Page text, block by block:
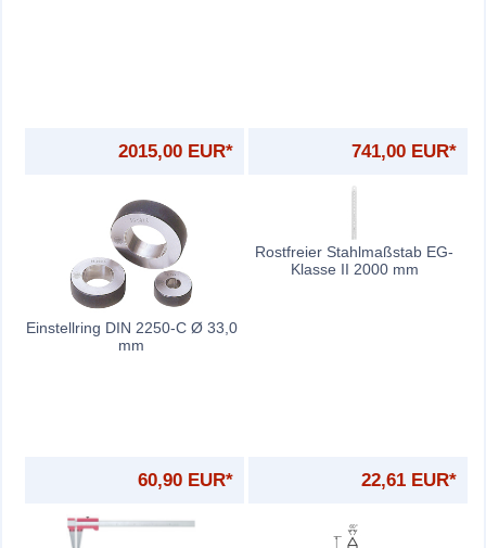
2015,00 EUR* 741,00 EUR*
Einstellring DIN 2250-C Ø 33,0
mm
60,90 EUR*
Rostfreier Stahlmaßstab EG-
Klasse II 2000 mm
22,61 EUR*